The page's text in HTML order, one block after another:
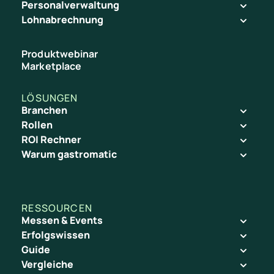
Personalverwaltung
Lohnabrechnung
Produktwebinar
Marketplace
LÖSUNGEN
Branchen
Rollen
ROI Rechner
Warum gastromatic
RESSOURCEN
Messen & Events
Erfolgswissen
Guide
Vergleiche